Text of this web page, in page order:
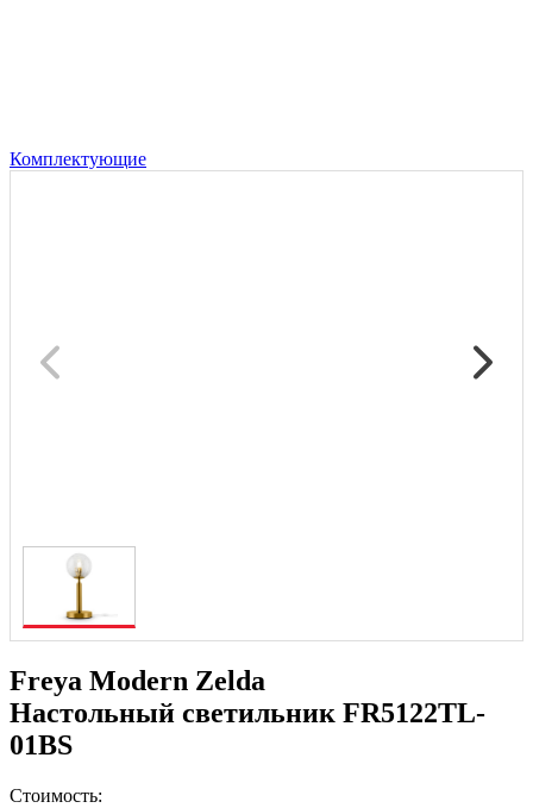
Комплектующие
Freya Modern Zelda
Настольный светильник FR5122TL-
01BS
Стоимость: